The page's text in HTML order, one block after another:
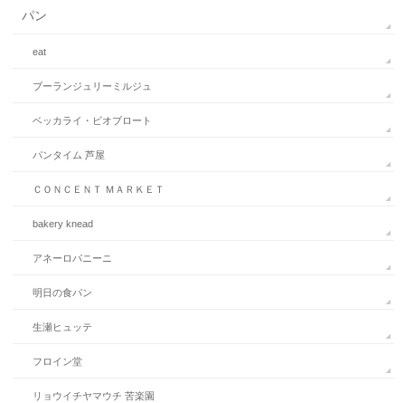
パン
eat
ブーランジュリーミルジュ
ベッカライ・ビオブロート
パンタイム 芦屋
ＣＯＮＣＥＮＴ ＭＡＲＫＥＴ
bakery knead
アネーロパニーニ
明日の食パン
生瀬ヒュッテ
フロイン堂
リョウイチヤマウチ 苦楽園